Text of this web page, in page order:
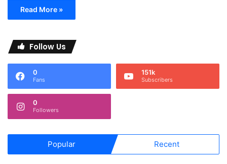
Read More »
Follow Us
0
Fans
151k
Subscribers
0
Followers
Popular Recent